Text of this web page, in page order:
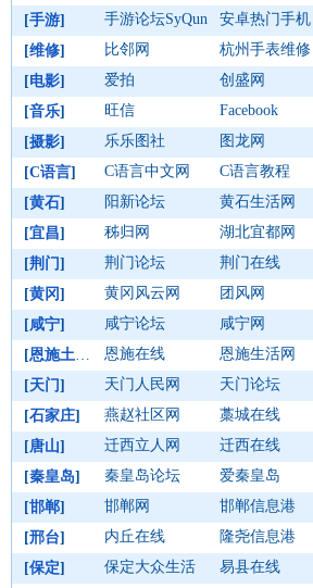
[手游] 手游论坛SyQun 安卓热门手机
[维修] 比邻网 杭州手表维修
[电影] 爱拍 创盛网
[音乐] 旺信 Facebook
[摄影] 乐乐图社 图龙网
[C语言] C语言中文网 C语言教程
[黄石] 阳新论坛 黄石生活网
[宜昌] 秭归网 湖北宜都网
[荆门] 荆门论坛 荆门在线
[黄冈 ] 黄冈风云网 团风网
[咸宁] 咸宁论坛 咸宁网
[恩施土家族苗族自治州 恩施在线 恩施生活网
[天门] 天门人民网 天门论坛
[石家庄] 燕赵社区网 藁城在线
[唐山] 迁西立人网 迁西在线
[秦皇岛] 秦皇岛论坛 爱秦皇岛
[邯郸] 邯郸网 邯郸信息港
[邢台] 内丘在线 隆尧信息港
[保定] 保定大众生活 易县在线